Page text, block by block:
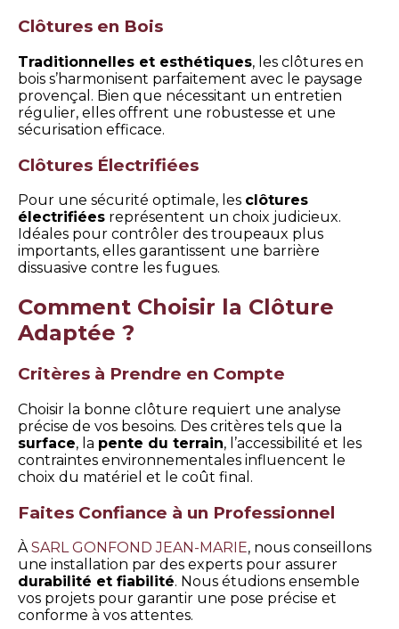
Clôtures en Bois
Traditionnelles et esthétiques, les clôtures en
bois s’harmonisent parfaitement avec le paysage
provençal. Bien que nécessitant un entretien
régulier, elles offrent une robustesse et une
sécurisation efficace.
Clôtures Électrifiées
Pour une sécurité optimale, les clôtures
électrifiées représentent un choix judicieux.
Idéales pour contrôler des troupeaux plus
importants, elles garantissent une barrière
dissuasive contre les fugues.
Comment Choisir la Clôture
Adaptée ?
Critères à Prendre en Compte
Choisir la bonne clôture requiert une analyse
précise de vos besoins. Des critères tels que la
surface, la pente du terrain, l’accessibilité et les
contraintes environnementales influencent le
choix du matériel et le coût final.
Faites Confiance à un Professionnel
ÀSARL GONFOND JEAN-MARIE, nous conseillons
une installation par des experts pour assurer
durabilité et fiabilité. Nous étudions ensemble
vos projets pour garantir une pose précise et
conforme à vos attentes.